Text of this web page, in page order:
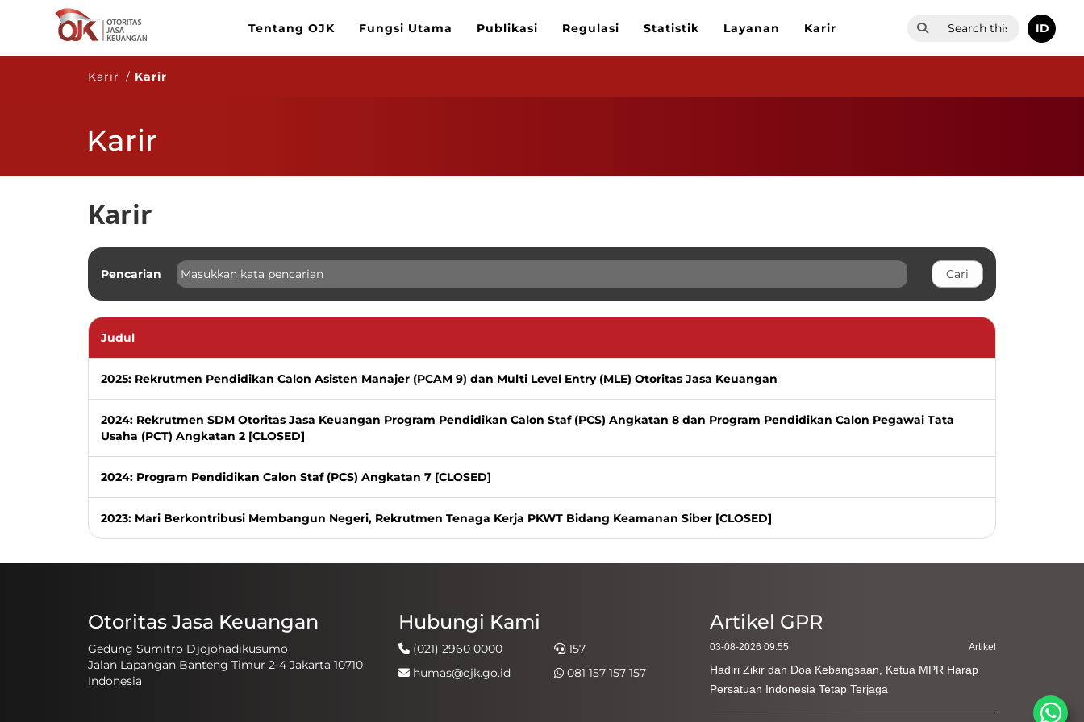
Tentang OJK Fungsi Utama Publikasi Regulasi Statistik Layanan Karir ID
Karir / Karir
Karir
Karir
Pencarian
Judul
2025: Rekrutmen Pendidikan Calon Asisten Manajer (PCAM 9) dan Multi Level Entry (MLE) Otoritas Jasa Keuangan
2024: Rekrutmen SDM Otoritas Jasa Keuangan Program Pendidikan Calon Staf (PCS) Angkatan 8 dan Program Pendidikan Calon Pegawai Tata
Usaha (PCT) Angkatan 2 [CLOSED]
2024: Program Pendidikan Calon Staf (PCS) Angkatan 7 [CLOSED]
2023: Mari Berkontribusi Membangun Negeri, Rekrutmen Tenaga Kerja PKWT Bidang Keamanan Siber [CLOSED]
Otoritas Jasa Keuangan
Gedung Sumitro Djojohadikusumo
Jalan Lapangan Banteng Timur 2-4 Jakarta 10710
Indonesia
Hubungi Kami
(021) 2960 0000
157
humas@ojk.go.id
081 157 157 157
Artikel GPR
Artikel
03-08-2026 09:55
Hadiri Zikir dan Doa Kebangsaan, Ketua MPR Harap
Persatuan Indonesia Tetap Terjaga